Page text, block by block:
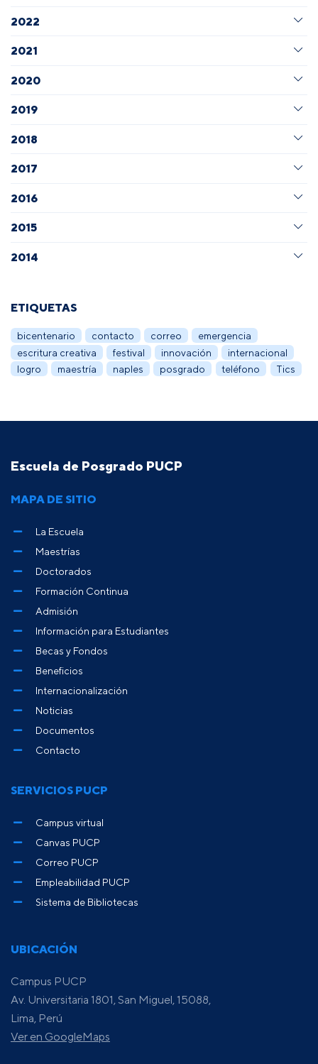
2022
2021
2020
2019
2018
2017
2016
2015
2014
ETIQUETAS
bicentenario contacto correo
emergencia
escritura creativa
festival innovación
internacional
logro
maestría naples posgrado teléfono Tics
Escuela de Posgrado PUCP
UBICACIÓN
Campus PUCP
Av. Universitaria 1801, San Miguel, 15088,
Lima, Perú
Ver en GoogleMaps
MAPA DE SITIO
La Escuela
Maestrías
Doctorados
Formación Continua
Admisión
Información para Estudiantes
Becas y Fondos
Beneficios
Internacionalización
Noticias
Documentos
Contacto
SERVICIOS PUCP
Campus virtual
Canvas PUCP
Correo PUCP
Empleabilidad PUCP
Sistema de Bibliotecas